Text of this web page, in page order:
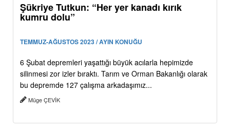
Şükriye Tutkun: “Her yer kanadı kırık
kumru dolu”
TEMMUZ-AĞUSTOS 2023 / AYIN KONUĞU
6 Şubat depremleri yaşattığı büyük acılarla hepimizde
silinmesi zor izler bıraktı. Tarım ve Orman Bakanlığı olarak
bu depremde 127 çalışma arkadaşımız...
Müge ÇEVİK